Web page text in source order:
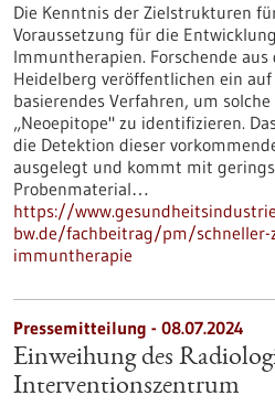
Die Kenntnis der Zielstrukturen
Voraussetzung für die
Immuntherapien. Forschende aus
Heidelberg veröffentlichen ein
basierendes Verfahren, um
„Neoepitope" zu identifizieren.
die Detektion dieser
ausgelegt und kommt mit
Probenmaterial…
https://
bw.de/fachbeitrag/pm/schneller-
immuntherapie
Pressemitteilung - 08.07.2024
Einweihung des
Interventionszentrum